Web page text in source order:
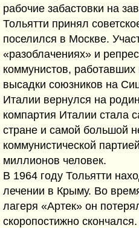
рабочие забастовки на
Тольятти принял
поселился в Москве.
«разоблачениях» и
коммунистов,
высадки союзников на
Италии вернулся на
компартия Италии стала
стране и самой большой
коммунистической
миллионов человек.
В 1964 году Тольятти
лечении в Крыму. Во
лагеря «Артек» он
скоропостижно